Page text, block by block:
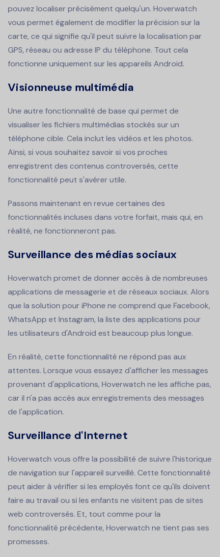
pouvez localiser précisément quelqu'un. Hoverwatch
vous permet également de modifier la précision sur la
carte, ce qui signifie qu'il peut suivre la localisation par
GPS, réseau ou adresse IP du téléphone. Tout cela
fonctionne uniquement sur les appareils Android.
Visionneuse multimédia
Une autre fonctionnalité de base qui permet de
visualiser les fichiers multimédias stockés sur un
téléphone cible. Cela inclut les vidéos et les photos.
Ainsi, si vous souhaitez savoir si vos proches
enregistrent des contenus controversés, cette
fonctionnalité peut s'avérer utile.
Passons maintenant en revue certaines des
fonctionnalités incluses dans votre forfait, mais qui, en
réalité, ne fonctionneront pas.
Surveillance des médias sociaux
Hoverwatch promet de donner accès à de nombreuses
applications de messagerie et de réseaux sociaux. Alors
que la solution pour iPhone ne comprend que Facebook,
WhatsApp et Instagram, la liste des applications pour
les utilisateurs d'Android est beaucoup plus longue.
En réalité, cette fonctionnalité ne répond pas aux
attentes. Lorsque vous essayez d'afficher les messages
provenant d'applications, Hoverwatch ne les affiche pas,
car il n'a pas accès aux enregistrements des messages
de l'application.
Surveillance d'Internet
Hoverwatch vous offre la possibilité de suivre l'historique
de navigation sur l'appareil surveillé. Cette fonctionnalité
peut aider à vérifier si les employés font ce qu'ils doivent
faire au travail ou si les enfants ne visitent pas de sites
web controversés. Et, tout comme pour la
fonctionnalité précédente, Hoverwatch ne tient pas ses
promesses.